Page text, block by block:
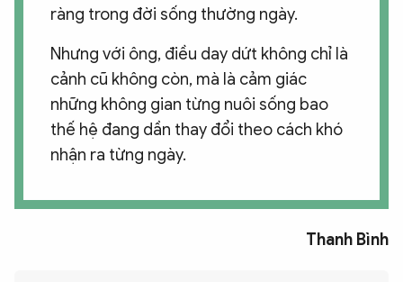
ràng trong đời sống thường ngày.
Nhưng với ông, điều day dứt không chỉ là
cảnh cũ không còn, mà là cảm giác
những không gian từng nuôi sống bao
thế hệ đang dần thay đổi theo cách khó
nhận ra từng ngày.
Thanh Bình